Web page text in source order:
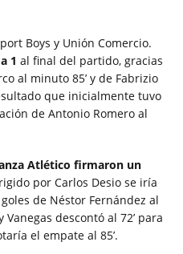
Boys y Unión Comercio.
1 al final del partido, gracias
al minuto 85’ y de Fabrizio
que inicialmente tuvo
de Antonio Romero al
Atlético firmaron un
por Carlos Desio se iría
de Néstor Fernández al
Vanegas descontó al 72’ para
el empate al 85’.